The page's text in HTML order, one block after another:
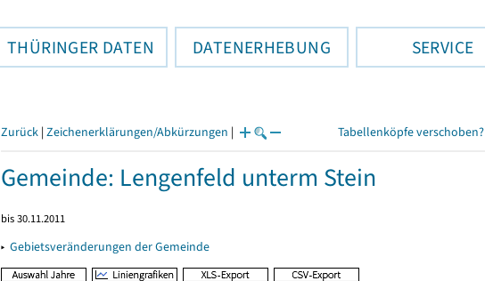
THÜRINGER DATEN DATENERHEBUNG SERVICE
Zurück | Zeichenerklärungen/Abkürzungen | Tabellenköpfe verschoben?
Gemeinde: Lengenfeld unterm Stein
bis 30.11.2011
▸ Gebietsveränderungen der Gemeinde